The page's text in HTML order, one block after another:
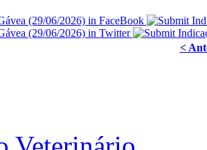
<